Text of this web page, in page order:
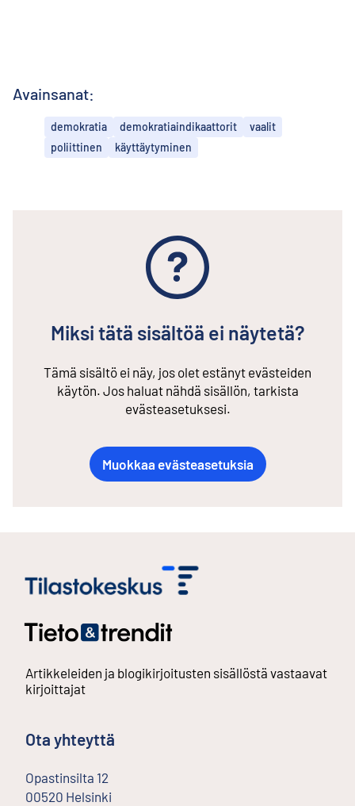
Avainsanat:
demokratia demokratiaindikaattorit
vaalit
poliittinen
käyttäytyminen
Miksi tätä sisältöä ei näytetä?
Tämä sisältö ei näy, jos olet estänyt evästeiden
käytön. Jos haluat nähdä sisällön, tarkista
evästeasetuksesi.
Muokkaa evästeasetuksia
Artikkeleiden ja blogikirjoitusten sisällöstä vastaavat
kirjoittajat
Ota yhteyttä
Opastinsilta 12
00520 Helsinki